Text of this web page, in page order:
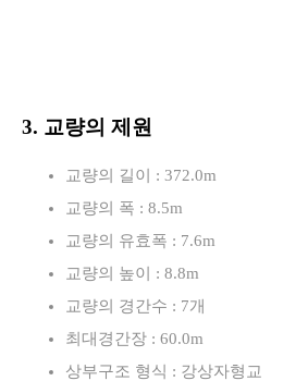
3. 교량의 제원
교량의 길이 : 372.0m
교량의 폭 : 8.5m
교량의 유효폭 : 7.6m
교량의 높이 : 8.8m
교량의 경간수 : 7개
최대경간장 : 60.0m
상부구조 형식 : 강상자형교